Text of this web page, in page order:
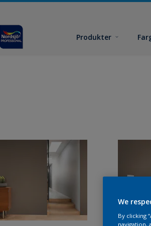
Produkter
We
By clicking
navigation,